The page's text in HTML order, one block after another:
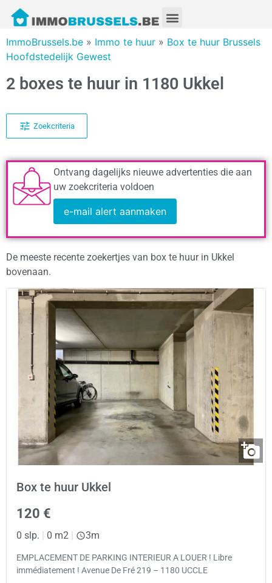
ImmoBrussels.be » Immo te huur » Box te huur Brussels
Hoofdstedelijk Gewest
2 boxes te huur in 1180 Ukkel
Zoekcriteria
Ontvang dagelijks nieuwe advertenties die aan
uw zoekcriteria voldoen
e-mail alert aanmaken
De meeste recente zoekertjes van box te huur in Ukkel
bovenaan.
Box te huur Ukkel
120 €
0 slp. | 0 m2 | 3m
EMPLACEMENT DE PARKING INTERIEUR A LOUER ! Libre
immédiatement ! Avenue De Fré 219 – 1180 UCCLE